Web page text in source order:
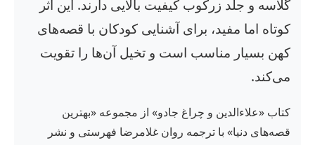
گلاسه و جلد زرکوب کیفیت بالایی دارند. این اثر
کوتاه اما مفید، برای آشنایی کودکان با قصه‌های
کهن بسیار مناسب است و تخیل آن‌ها را تقویت
می‌کند.
کتاب «علاءالدین و چراغ جادو» از مجموعه «بهترین
قصه‌های دنیا» با ترجمه روان غلامرضا فهرستی و نشر